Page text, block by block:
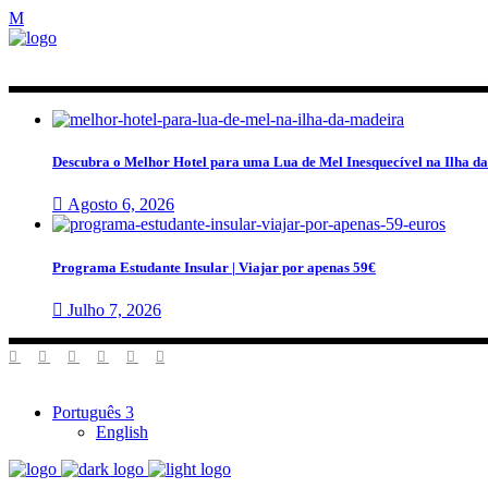
Descubra o Melhor Hotel para uma Lua de Mel Inesquecível na Ilha
Agosto 6, 2026
Programa Estudante Insular | Viajar por apenas 59€
Julho 7, 2026
Português
English